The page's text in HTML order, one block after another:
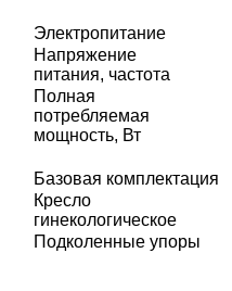
Электропитание
Напряжение
питания, частота
Полная
потребляемая
мощность, Вт
Базовая комплектация
Кресло
гинекологическое
Подколенные упоры